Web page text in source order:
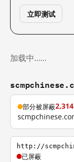
立即测试
加载中……
部分被屏蔽2,314
http://
已屏蔽